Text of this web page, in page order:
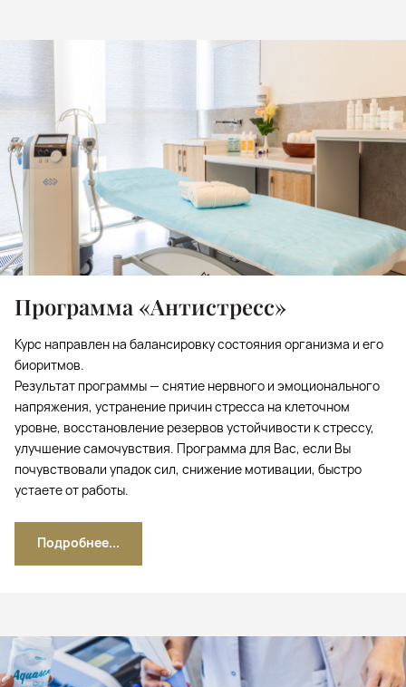
Программа «Антистресс»
Курс направлен на балансировку состояния организма и его
биоритмов.
Результат программы — снятие нервного и эмоционального
напряжения, устранение причин стресса на клеточном
уровне, восстановление резервов устойчивости к стрессу,
улучшение самочувствия. Программа для Вас, если Вы
почувствовали упадок сил, снижение мотивации, быстро
устаете от работы.
Подробнее...